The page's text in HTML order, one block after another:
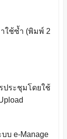
ใช้ซ้ำ (พิมพ์ 2
ระชุมโดยใช้
บบ e-Manage